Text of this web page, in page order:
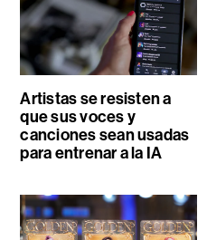
Artistas se resisten a
que sus voces y
canciones sean usadas
para entrenar a la IA